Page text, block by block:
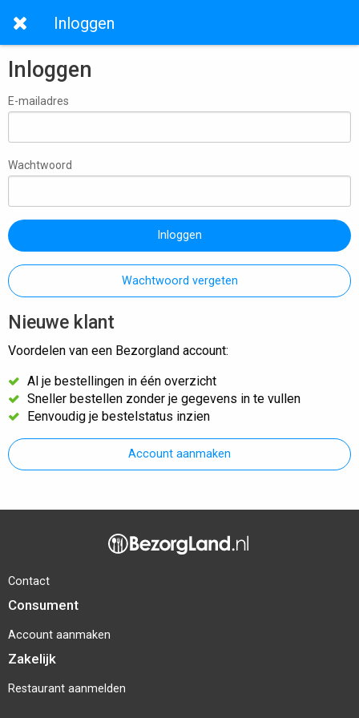
Inloggen
Inloggen
E-mailadres
Wachtwoord
Inloggen
Wachtwoord vergeten
Nieuwe klant
Voordelen van een Bezorgland account:
Al je bestellingen in één overzicht
Sneller bestellen zonder je gegevens in te vullen
Eenvoudig je bestelstatus inzien
Account aanmaken
Contact
Consument
Account aanmaken
Zakelijk
Restaurant aanmelden